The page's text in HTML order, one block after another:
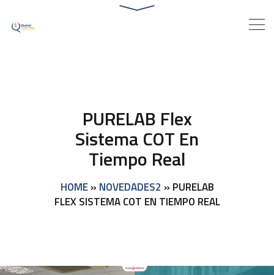
PURELAB Flex
Sistema COT En
Tiempo Real
HOME» NOVEDADES2 » PURELAB
FLEX SISTEMA COT EN TIEMPO REAL